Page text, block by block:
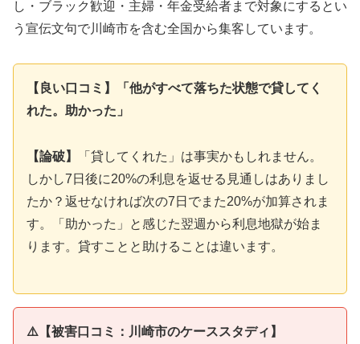
し・ブラック歓迎・主婦・年金受給者まで対象にするとい
う宣伝文句で川崎市を含む全国から集客しています。
【良い口コミ】「他がすべて落ちた状態で貸してく
れた。助かった」
【論破】
「貸してくれた」は事実かもしれません。
しかし7日後に20%の利息を返せる見通しはありまし
たか？返せなければ次の7日でまた20%が加算されま
す。「助かった」と感じた翌週から利息地獄が始ま
ります。貸すことと助けることは違います。
⚠️【被害口コミ：川崎市のケーススタディ】